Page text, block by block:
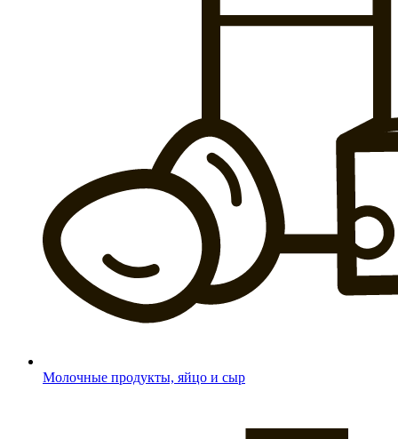
Молочные продукты, яйцо и сыр